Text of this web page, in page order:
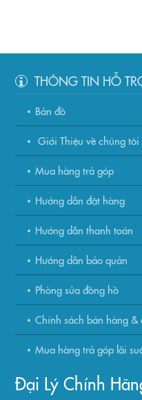
THÔNG TIN HỖ
Bản đồ
Giới Thiệu về chúng tôi
Mua hàng trả góp
Hướng dẫn đặt hàng
Hướng dẫn thanh toán
Hướng dẫn bảo quản
Phòng sửa đồng hồ
Chính sách bán hàng &
Mua hàng trả góp lãi
Đại Lý Chính